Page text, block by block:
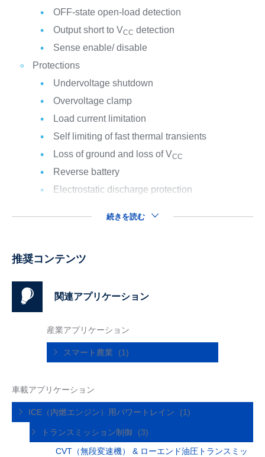
OFF-state open-load detection
Output short to VCC detection
Sense enable/ disable
Protections
Undervoltage shutdown
Overvoltage clamp
Load current limitation
Self limiting of fast thermal transients
Loss of ground and loss of VCC
Reverse battery
Electrostatic discharge protection
続きを読む
推奨コンテンツ
関連アプリケーション
産業アプリケーション
スマート農業 (1)
車載アプリケーション
ICE（内燃エンジン）用パワートレイン (1)
トランスミッション制御
(3)
CVT（無段変速機） & ローエンド油圧トランスミッ